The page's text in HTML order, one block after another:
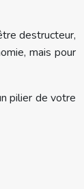
destructeur,
mais pour
pilier de votre